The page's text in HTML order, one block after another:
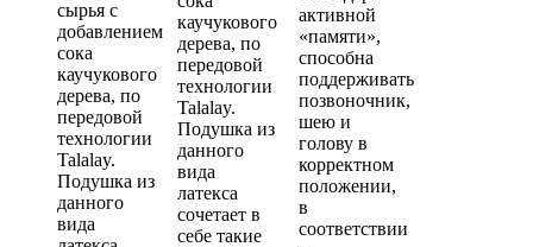
сырья с
добавлением
сока
каучукового
дерева, по
передовой
технологии
Talalay.
Подушка из
данного
вида
каучукового
дерева, по
передовой
технологии
Talalay.
Подушка из
данного
вида
латекса
сочетает в
себе такие
активной
«памяти»,
способна
поддерживать
позвоночник,
шею и
голову в
корректном
положении,
в
соответствии